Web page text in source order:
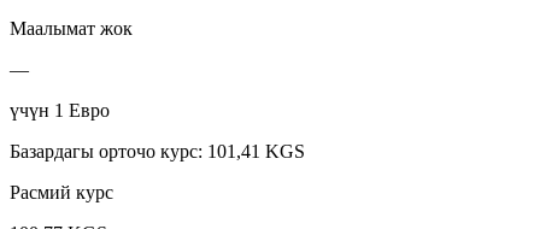
Маалымат жок
—
үчүн 1 Евро
Базардагы орточо курс: 101,41 KGS
Расмий курс